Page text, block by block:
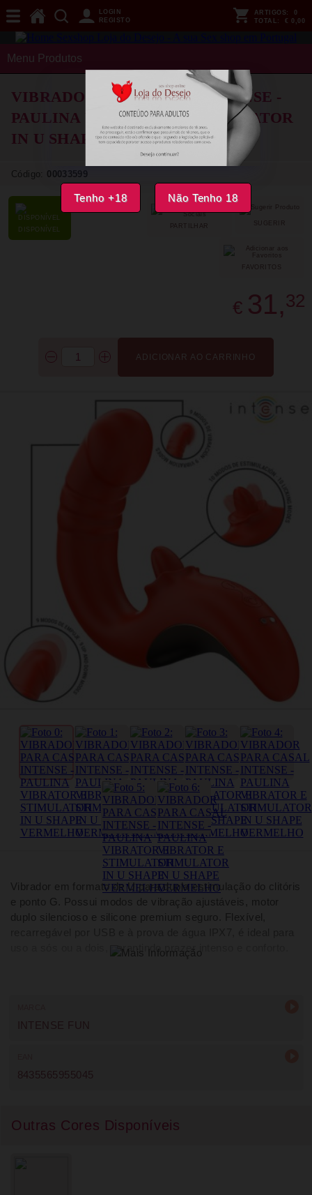
Tenho +18 Não Tenho 18
LOGIN
REGISTO
ARTIGOS:
0
TOTAL: € 0,00
Menu Produtos
VIBRADOR PARA CASAL INTENSE -
PAULINA VIBRATOR E STIMULATOR
IN U SHAPE VERMELHO
Código: 00033599
DISPONÍVEL
SUGERIR
FAVORITOS
€ 31,32
ADICIONAR AO CARRINHO
Vibrador em formato de U para dupla estimulação do clitóris
e ponto G. Possui modos de vibração ajustáveis, motor
duplo silencioso e silicone premium seguro. Flexível,
uso a sós ou a dois, garantindo prazer intenso e conforto.
INTENSE FUN
8435565955045
Outras Cores Disponíveis